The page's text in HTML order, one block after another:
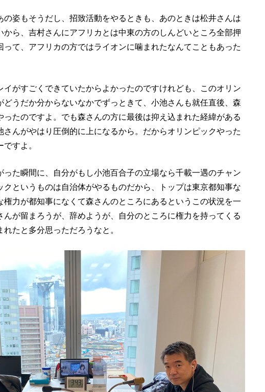
の姿もそうだし、招致活動をやるときも、あのときは松井さんは
から、吉村さんにアフリカとは中東の方のしんどいところ全部押
って、アフリカの方ではライオンに噛まれたなんてこともあった
イがすごくできていたからよかったのですけれども、このオリン
どうだか分からないなかでずっときて、小池さんも就任直後、森
ったのですよ。でも森さんの方に最後は抑え込まれた経緯がある
んがやはり圧倒的に上になるから。だからオリンピックやった
すよ。
った瞬間に、自分がもし小池百合子の立場なら千載一遇のチャン
クというものは自治体がやるものだから、トップは東京都知事な
権力が都知事になくて森さんのところにあるというこの状況を一
が留まろうが、辞めようが、自分のところに権力を持ってくる
たと多分思っただろうなと。